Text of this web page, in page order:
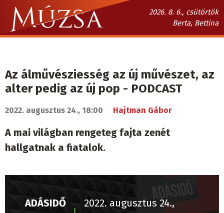
Ugrás
tartalomra
2026. 8. 6., csütörtök
Berta, Bettina
Múzsa.sk
navigáció
Az álművésziesség az új művészet, az
alter pedig az új pop - PODCAST
2022. augusztus 24., 18:00 Hajtman Gábor
A mai világban rengeteg fajta zenét
hallgatnak a fiatalok.
ADÁSIDŐ
2022. augusztus 24.,